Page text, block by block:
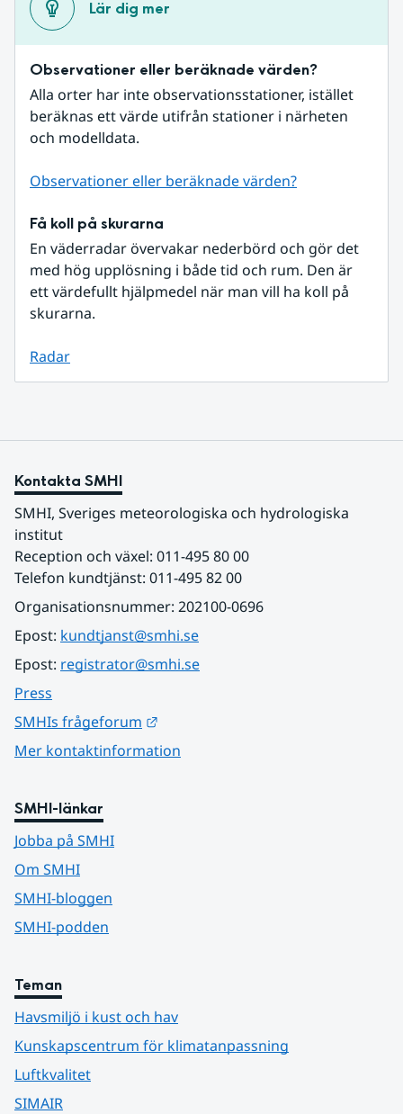
Lär dig mer
Observationer eller beräknade värden?
Alla orter har inte observationsstationer, istället
beräknas ett värde utifrån stationer i närheten
och modelldata.
Observationer eller beräknade värden?
Få koll på skurarna
En väderradar övervakar nederbörd och gör det
med hög upplösning i både tid och rum. Den är
ett värdefullt hjälpmedel när man vill ha koll på
skurarna.
Radar
Kontakta SMHI
SMHI, Sveriges meteorologiska och hydrologiska
institut
Reception och växel: 011-495 80 00
Telefon kundtjänst: 011-495 82 00
Organisationsnummer: 202100-0696
Epost: kundtjanst@smhi.se
Epost: registrator@smhi.se
Press
SMHIs frågeforum
Mer kontaktinformation
SMHI-länkar
Jobba på SMHI
Om SMHI
SMHI-bloggen
SMHI-podden
Teman
Havsmiljö i kust och hav
Kunskapscentrum för klimatanpassning
Luftkvalitet
SIMAIR